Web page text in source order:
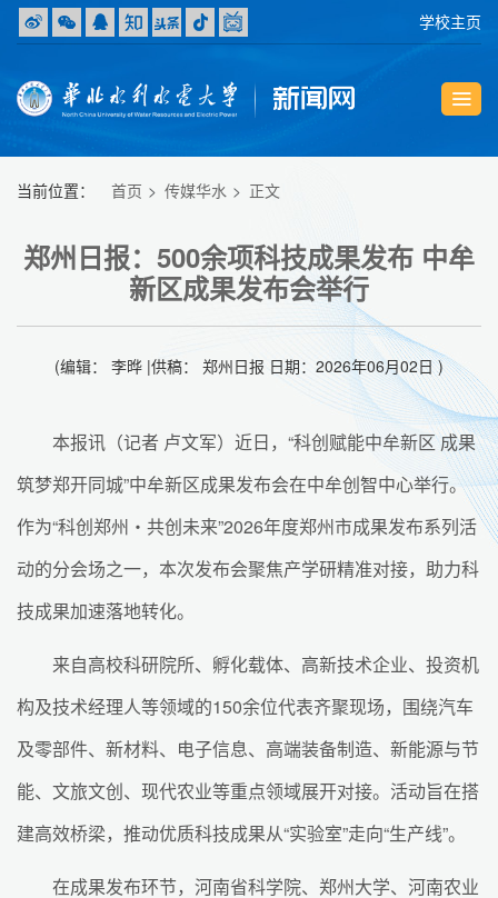
学校主页
当前位置： 首页 传媒华水 正文
郑州日报：500余项科技成果发布 中牟
新区成果发布会举行
(编辑： 李晔 |供稿： 郑州日报 日期：2026年06月02日 )
本报讯（记者 卢文军）近日，“科创赋能中牟新区 成果
筑梦郑开同城”中牟新区成果发布会在中牟创智中心举行。
作为“科创郑州・共创未来”2026年度郑州市成果发布系列活
动的分会场之一，本次发布会聚焦产学研精准对接，助力科
技成果加速落地转化。
来自高校科研院所、孵化载体、高新技术企业、投资机
构及技术经理人等领域的150余位代表齐聚现场，围绕汽车
及零部件、新材料、电子信息、高端装备制造、新能源与节
能、文旅文创、现代农业等重点领域展开对接。活动旨在搭
建高效桥梁，推动优质科技成果从“实验室”走向“生产线”。
在成果发布环节，河南省科学院、郑州大学、河南农业